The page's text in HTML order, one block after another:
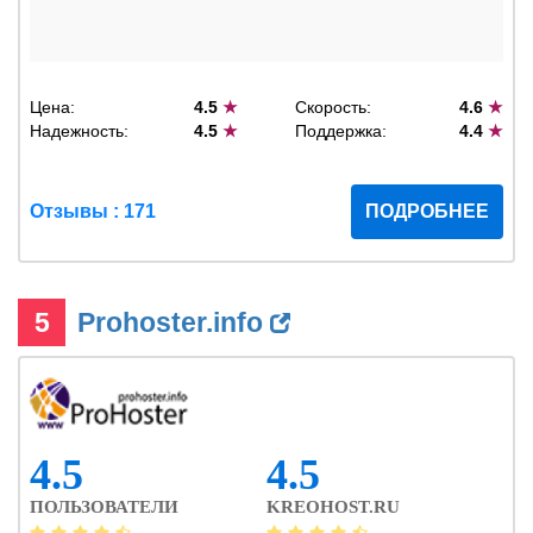
Цена: 4.5★ Скорость: 4.6 ★
Надежность:
4.5★ Поддержка: 4.4 ★
Отзывы : 171 ПОДРОБНЕЕ
5 Prohoster.info
4.5
ПОЛЬЗОВАТЕЛИ
4.5
KREOHOST.RU